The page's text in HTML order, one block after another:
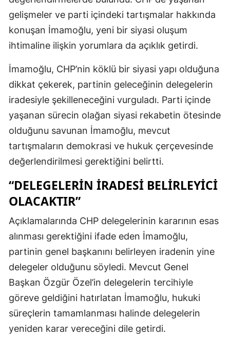
gelişmeler ve parti içindeki tartışmalar hakkında
konuşan İmamoğlu, yeni bir siyasi oluşum
ihtimaline ilişkin yorumlara da açıklık getirdi.
İmamoğlu, CHP’nin köklü bir siyasi yapı olduğuna
dikkat çekerek, partinin geleceğinin delegelerin
iradesiyle şekilleneceğini vurguladı. Parti içinde
yaşanan sürecin olağan siyasi rekabetin ötesinde
olduğunu savunan İmamoğlu, mevcut
tartışmaların demokrasi ve hukuk çerçevesinde
değerlendirilmesi gerektiğini belirtti.
“DELEGELERIN İRADESI BELIRLEYICI
OLACAKTIR”
Açıklamalarında CHP delegelerinin kararının esas
alınması gerektiğini ifade eden İmamoğlu,
partinin genel başkanını belirleyen iradenin yine
delegeler olduğunu söyledi. Mevcut Genel
Başkan Özgür Özel’in delegelerin tercihiyle
göreve geldiğini hatırlatan İmamoğlu, hukuki
süreçlerin tamamlanması halinde delegelerin
yeniden karar vereceğini dile getirdi.